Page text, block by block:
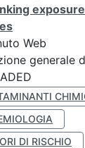
Web
generale
DI RISCHIO